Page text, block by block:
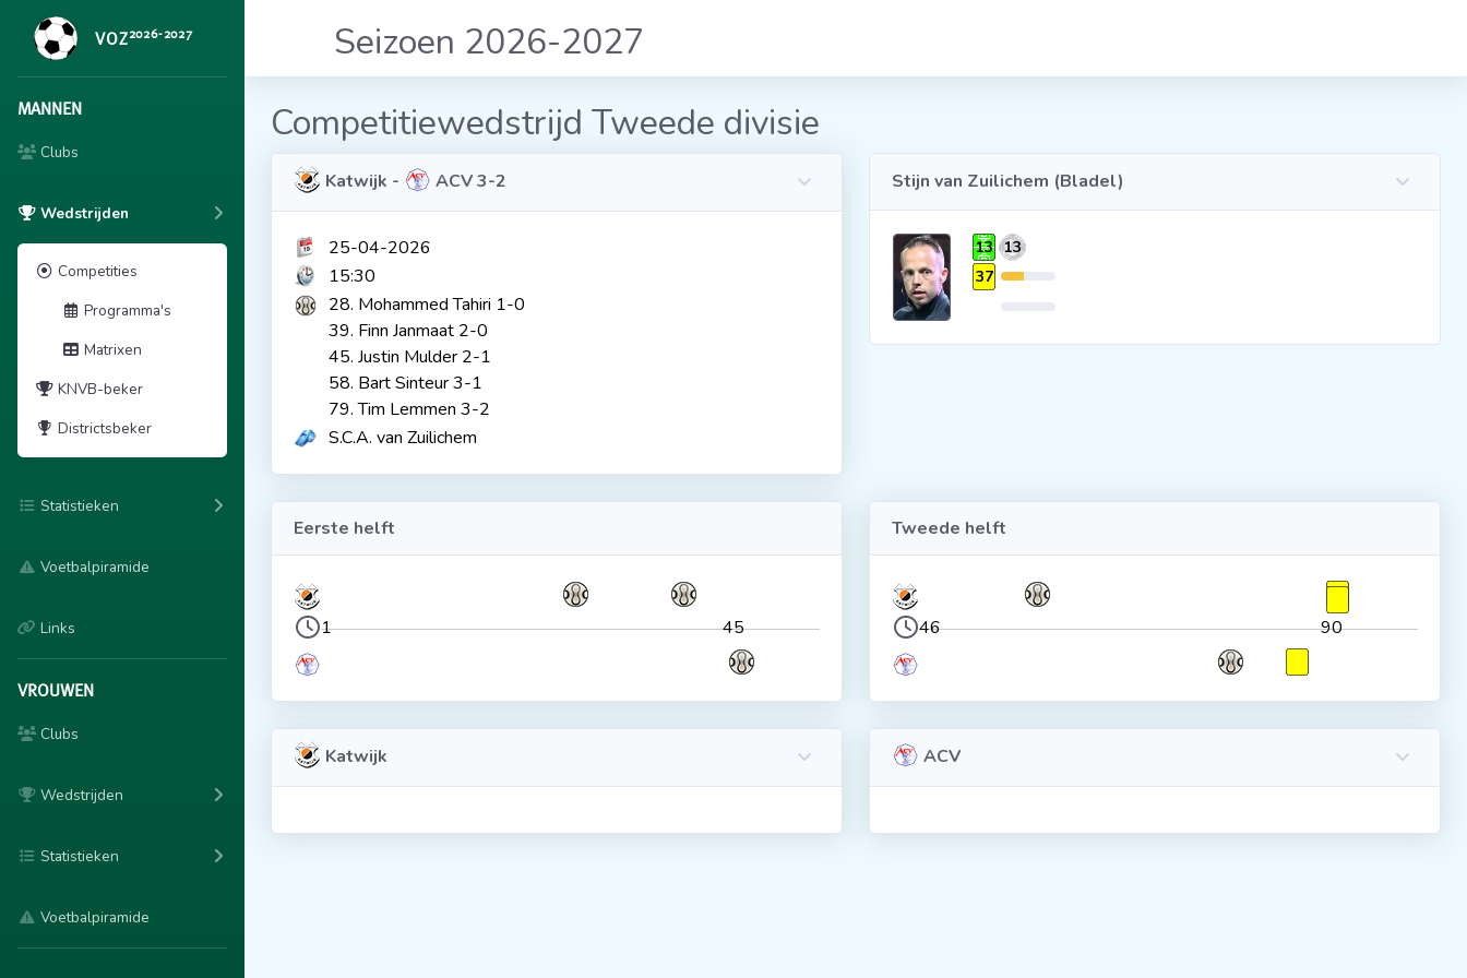
VOZ2026-2027
MANNEN
Clubs
Wedstrijden
Competities
Programma's
Matrixen
KNVB-beker
Districtsbeker
Statistieken
Voetbalpiramide
Links
VROUWEN
Clubs
Wedstrijden
Statistieken
Voetbalpiramide
Seizoen 2026-2027
Competitiewedstrijd Tweede divisie
Katwijk - ACV 3-2
25-04-2026
15:30
28. Mohammed Tahiri 1-0
39. Finn Janmaat 2-0
45. Justin Mulder 2-1
58. Bart Sinteur 3-1
79. Tim Lemmen 3-2
S.C.A. van Zuilichem
Stijn van Zuilichem (Bladel)
13 13
37
Eerste helft
1 45
Tweede helft
46 90
Katwijk ACV